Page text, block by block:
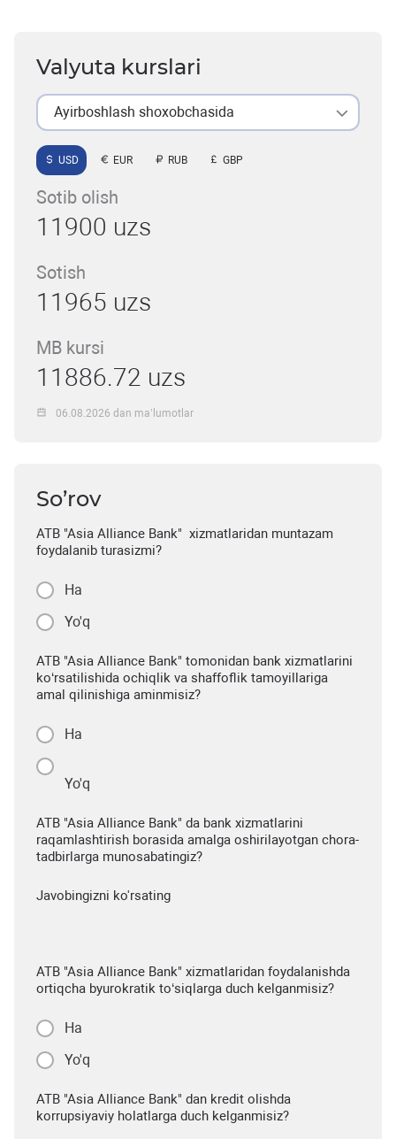
Valyuta kurslari
Ayirboshlash shoxobchasida
USD EUR RUB GBP
Sotib olish
11900 uzs
Sotish
11965 uzs
MB kursi
11886.72 uzs
06.08.2026 dan ma’lumotlar
So’rov
ATB "Asia Alliance Bank" xizmatlaridan muntazam
foydalanib turasizmi?
Ha
Yo'q
ATB "Asia Alliance Bank" tomonidan bank xizmatlarini
ko‘rsatilishida ochiqlik va shaffoflik tamoyillariga
amal qilinishiga aminmisiz?
Ha
Yo'q
ATB "Asia Alliance Bank" da bank xizmatlarini
raqamlashtirish borasida amalga oshirilayotgan chora-
tadbirlarga munosabatingiz?
Javobingizni ko'rsating
ATB "Asia Alliance Bank" xizmatlaridan foydalanishda
ortiqcha byurokratik to‘siqlarga duch kelganmisiz?
Ha
Yo'q
ATB "Asia Alliance Bank" dan kredit olishda
korrupsiyaviy holatlarga duch kelganmisiz?